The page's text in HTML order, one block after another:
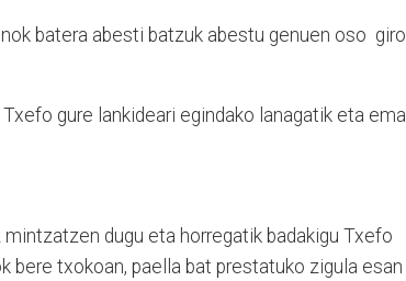
batera abesti batzuk abestu genuen oso giro
gure lankideari egindako lanagatik eta
dugu eta horregatik badakigu Txefo
bere txokoan, paella bat prestatuko zigula esan